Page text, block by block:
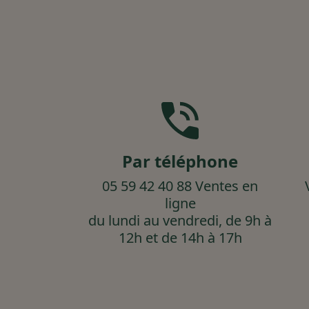
Par téléphone
05 59 42 40 88 Ventes en
ligne
du lundi au vendredi, de 9h à
12h et de 14h à 17h